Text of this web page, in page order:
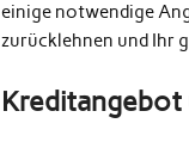
einige notwendige
zurücklehnen und Ihr
Kreditangebot